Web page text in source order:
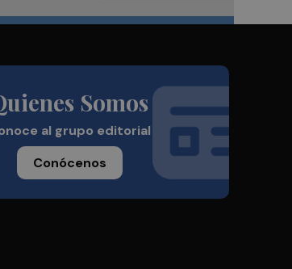
Somos
al grupo editorial
Conócenos